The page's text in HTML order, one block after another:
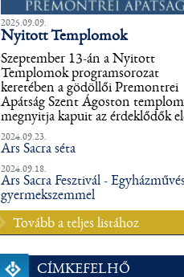
2025.09.09.
Nyitott Templomok
Szeptember 13-án a Nyitott
Templomok programsorozat
keretében a gödöllői Premontrei
Apátság Szent Ágoston
megnyitja kapuit az érdeklődők
2024.09.23.
Ars Sacra séta
2024.09.18.
Ars Sacra Fesztivál -
gyermekszemmel
Tovább a teljes listához
CÍMKEFELHŐ